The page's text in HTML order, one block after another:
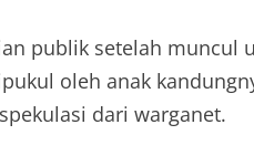
publik setelah muncul
oleh anak
dari warganet.